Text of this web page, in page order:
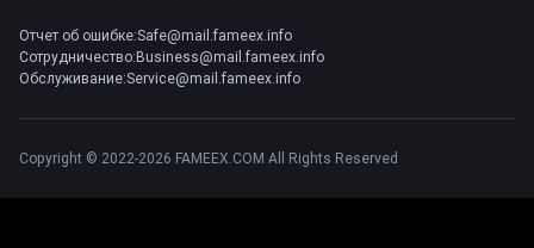
Отчет об ошибке:Safe@mail.fameex.info
Сотрудничество:Business@mail.fameex.info
Обслуживание:Service@mail.fameex.info
Copyright © 2022-2026 FAMEEX.COM All Rights Reserved